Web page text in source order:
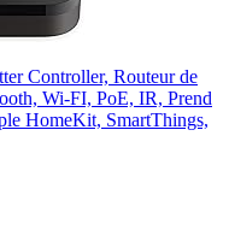
Controller, Routeur de
Wi-FI, PoE, IR, Prend
HomeKit, SmartThings,